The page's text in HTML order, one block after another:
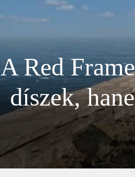
A Red
díszek,